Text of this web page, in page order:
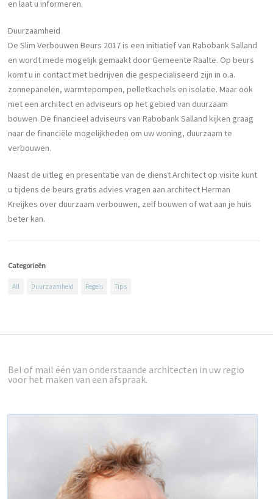
en laat u informeren.
Duurzaamheid
De Slim Verbouwen Beurs 2017 is een initiatief van Rabobank Salland
en wordt mede mogelijk gemaakt door Gemeente Raalte. Op beurs
komt u in contact met bedrijven die gespecialiseerd zijn in o.a.
zonnepanelen, warmtepompen, pelletkachels en isolatie. Maar ook
met een architect en adviseurs op het gebied van duurzaam
bouwen. De financieel adviseurs van Rabobank Salland kijken graag
naar de financiële mogelijkheden om uw woning, duurzaam te
verbouwen.
Naast de uitleg en presentatie van de dienst Architect op visite kunt
u tijdens de beurs gratis advies vragen aan architect Herman
Kreijkes over duurzaam verbouwen, zelf bouwen of wat aan je huis
beter kan.
Categorieën
All Duurzaamheid Regels Tips
Bel of mail één van onderstaande architecten in uw regio
voor het maken van een afspraak.